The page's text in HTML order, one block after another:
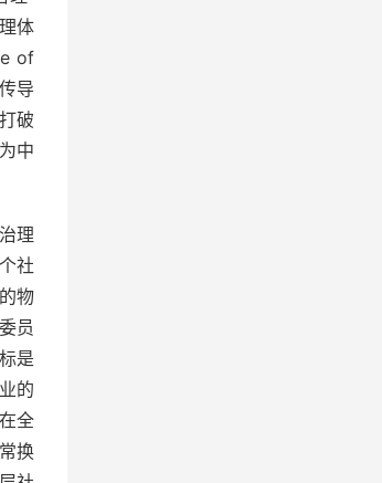
体
of
导
破
中
理
社
物
员
是
的
全
换